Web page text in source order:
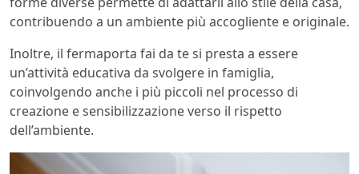
contribuendo a un ambiente più accogliente e originale.
Inoltre, il fermaporta fai da te si presta a essere
un’attività educativa da svolgere in famiglia,
coinvolgendo anche i più piccoli nel processo di
creazione e sensibilizzazione verso il rispetto
dell’ambiente.